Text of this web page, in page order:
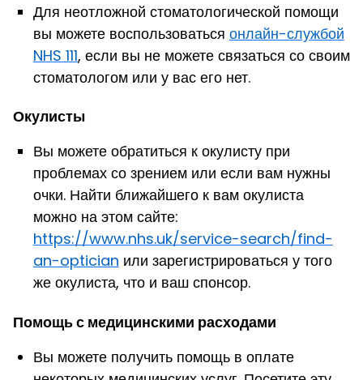
Для неотложной стоматологической помощи
вы можете воспользоваться онлайн-службой
NHS 111, если вы не можете связаться со своим
стоматологом или у вас его нет.
Окулисты
Вы можете обратиться к окулисту при
проблемах со зрением или если вам нужны
очки. Найти ближайшего к вам окулиста
можно на этом сайте:
https://www.nhs.uk/service-search/find-
an-optician или зарегистрироваться у того
же окулиста, что и ваш спонсор.
Помощь с медицинскими расходами
Вы можете получить помощь в оплате